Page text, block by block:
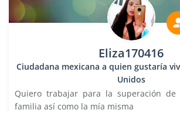
Eliza170416
Ciudadana mexicana a quien gustaría
Unidos
Quiero trabajar para la superación
familia así como la mía misma